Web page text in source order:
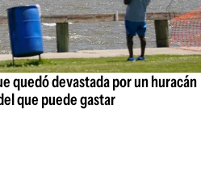
quedó devastada por un huracán
que puede gastar